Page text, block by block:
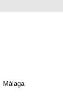
Málaga